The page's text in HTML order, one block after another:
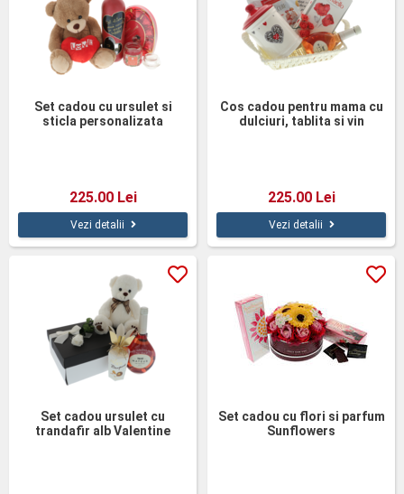
Set cadou cu ursulet si
sticla personalizata
225.00 Lei
Vezi detalii
Cos cadou pentru mama cu
dulciuri, tablita si vin
225.00 Lei
Vezi detalii
Set cadou ursulet cu
trandafir alb Valentine
Set cadou cu flori si parfum
Sunflowers